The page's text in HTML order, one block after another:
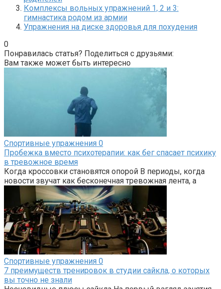
Комплексы вольных упражнений 1, 2 и 3:
гимнастика родом из армии
Упражнения на диске здоровья для похудения
0
Понравилась статья? Поделиться с друзьями:
Вам также может быть интересно
Спортивные упражнения 0
Пробежка вместо психотерапии: как бег спасает психику
в тревожное время
Когда кроссовки становятся опорой В периоды, когда
новости звучат как бесконечная тревожная лента, а
Спортивные упражнения 0
7 преимуществ тренировок в студии сайкла, о которых
вы точно не знали